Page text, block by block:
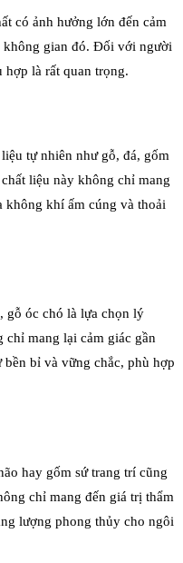
có ảnh hưởng lớn đến cảm
không gian đó. Đối với người
hợp là rất quan trọng.
tự nhiên như gỗ, đá, gốm
liệu này không chỉ mang
không khí ấm cúng và thoải
gỗ óc chó là lựa chọn lý
chỉ mang lại cảm giác gần
bỉ và vững chắc, phù hợp
hay gốm sứ trang trí cũng
chỉ mang đến giá trị thẩm
lượng phong thủy cho ngôi